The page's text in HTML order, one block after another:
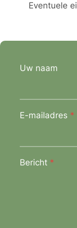
Eventuele
Uw naam
E-mailadres *
Bericht *